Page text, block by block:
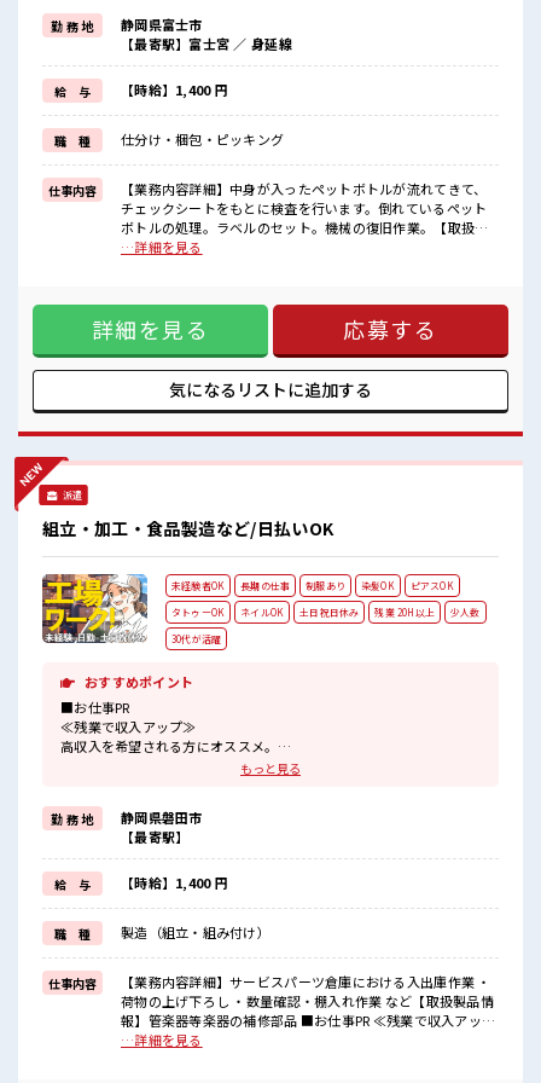
≪未経験OKの仕事≫
新しいことにチャレンジするのは不安だけど、
しっかり働く環境が整っています！
イチからスキルUP・ステップUP目指していきましょう！
≪自分に向いている仕事が探せる≫
困った事などがあれば、
担当がしっかりサポートします！
■職場の雰囲気
休憩室で楽しくおしゃべり！
ストレス解消☆
ロッカーあり！
安心してお仕事に集中♪
勤 務 地
静岡県富士市
【最寄駅】富士宮 ／ 身延線
給 与 【時給】1,400 円
職 種 仕分け・梱包・ピッキング
仕事内容
【業務内容詳細】中身が入ったペットボトルが流れてきて、
チェックシートをもとに検査を行います。倒れているペット
ボトルの処理。ラベルのセット。機械の復旧作業。【取扱製
品情報】飲料水◆体を動かして働ける環境です。「ジム代わ
れる方にオススメ。 残業は月20時間以上あります♪ 制服があ
ると毎日の服選びに悩まずOK♪ ≪未経験OKの仕事≫ 新しい
ことにチャレンジするのは不安だけど、 しっかり働く環境が
整っています！ イチからスキルUP・ステップUP目指してい
きましょう！ ≪自分に向いている仕事が探せる≫ 困った事な
どがあれば、 担当がしっかりサポートします！ ■職場の雰囲
り！ 安心してお仕事に集中♪ 残業がしっかりあるお仕事！
…詳細を見る
詳細を見る 応募する
気になるリストに追加する
派遣
組立・加工・食品製造など/日払いOK
未経験者OK 長期の仕事 制服あり 染髪OK
ピアスOK
タトゥーOK
ネイルOK 土日祝日休み 残業 20H以上
少人数
30代が活躍
おすすめポイント
■お仕事PR
≪残業で収入アップ≫
高収入を希望される方にオススメ。
残業は月20時間以上あります♪
週末は家族や友人と一緒にプライベート満喫！
≪ヘアカラーOKで自由な雰囲気の職場≫
明るすぎたり奇抜でなければ基本的に自由！
(規定有)≪ラクラク制服アリ≫
制服があるので、
毎日の服装の悩み解消♪
≪初めての仕事だけど自分にもできそう≫
新しいことにチャレンジするのは不安だけど、
しっかり働く環境が整っています！
イチからスキルUP・ステップUP目指していきましょう！
■職場の雰囲気
“コジンマリ”が好きな方にもお勧め！！
もっと見る
勤 務 地
静岡県磐田市
【最寄駅】
給 与 【時給】1,400 円
職 種 製造（組立・組み付け）
仕事内容
【業務内容詳細】サービスパーツ倉庫における入出庫作業 ・
荷物の上げ下ろし ・数量確認・棚入れ作業 など【取扱製品情
報】管楽器等楽器の補修部品 ■お仕事PR ≪残業で収入アップ
≫ 高収入を希望される方にオススメ。 残業は月20時間以上あ
…詳細を見る